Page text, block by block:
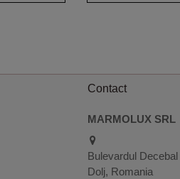
Contact
MARMOLUX SRL
Bulevardul
Dolj, Romania